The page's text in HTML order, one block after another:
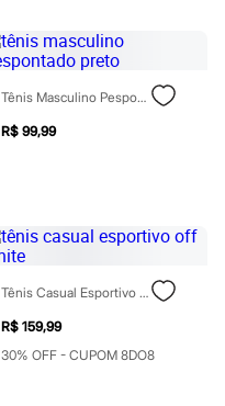
Tênis Masculino Pespontado Preto
R$ 99,99
Tênis Casual Esportivo Off White
R$ 159,99
30% OFF - CUPOM 8DO8